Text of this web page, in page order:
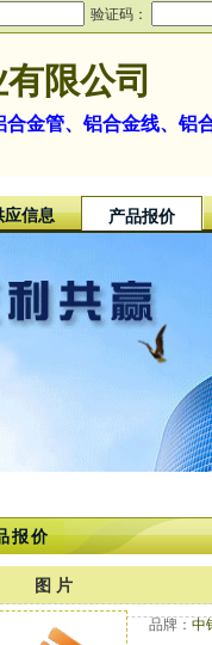
验证码：
限公司
金管、铝合金线、铝
应信息 产品报价
报价
图 片
品牌： 中